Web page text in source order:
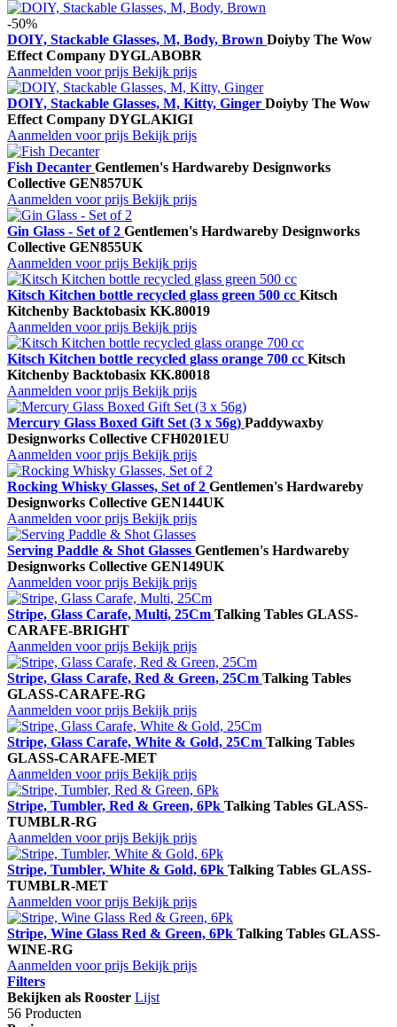
-50%
DOIY, Stackable Glasses, M, Body, Brown Doiyby The Wow
Effect Company DYGLABOBR
Aanmelden voor prijs Bekijk prijs
DOIY, Stackable Glasses, M, Kitty, Ginger Doiyby The Wow
Effect Company DYGLAKIGI
Aanmelden voor prijs Bekijk prijs
Fish Decanter Gentlemen's Hardwareby Designworks
Collective GEN857UK
Aanmelden voor prijs Bekijk prijs
Gin Glass - Set of 2 Gentlemen's Hardwareby Designworks
Collective GEN855UK
Aanmelden voor prijs Bekijk prijs
Kitsch Kitchen bottle recycled glass green 500 cc Kitsch
Kitchenby Backtobasix KK.80019
Aanmelden voor prijs Bekijk prijs
Kitsch Kitchen bottle recycled glass orange 700 cc Kitsch
Kitchenby Backtobasix KK.80018
Aanmelden voor prijs Bekijk prijs
Mercury Glass Boxed Gift Set (3 x 56g) Paddywaxby
Designworks Collective CFH0201EU
Aanmelden voor prijs Bekijk prijs
Rocking Whisky Glasses, Set of 2 Gentlemen's Hardwareby
Designworks Collective GEN144UK
Aanmelden voor prijs Bekijk prijs
Serving Paddle & Shot Glasses Gentlemen's Hardwareby
Designworks Collective GEN149UK
Aanmelden voor prijs Bekijk prijs
Stripe, Glass Carafe, Multi, 25Cm Talking Tables GLASS-
CARAFE-BRIGHT
Aanmelden voor prijs Bekijk prijs
Stripe, Glass Carafe, Red & Green, 25Cm Talking Tables
GLASS-CARAFE-RG
Aanmelden voor prijs Bekijk prijs
Stripe, Glass Carafe, White & Gold, 25Cm Talking Tables
GLASS-CARAFE-MET
Aanmelden voor prijs Bekijk prijs
Stripe, Tumbler, Red & Green, 6Pk Talking Tables GLASS-
TUMBLR-RG
Aanmelden voor prijs Bekijk prijs
Stripe, Tumbler, White & Gold, 6Pk Talking Tables GLASS-
TUMBLR-MET
Aanmelden voor prijs Bekijk prijs
Stripe, Wine Glass Red & Green, 6Pk Talking Tables GLASS-
WINE-RG
Aanmelden voor prijs Bekijk prijs
Filters
Bekijken als Rooster Lijst
56 Producten